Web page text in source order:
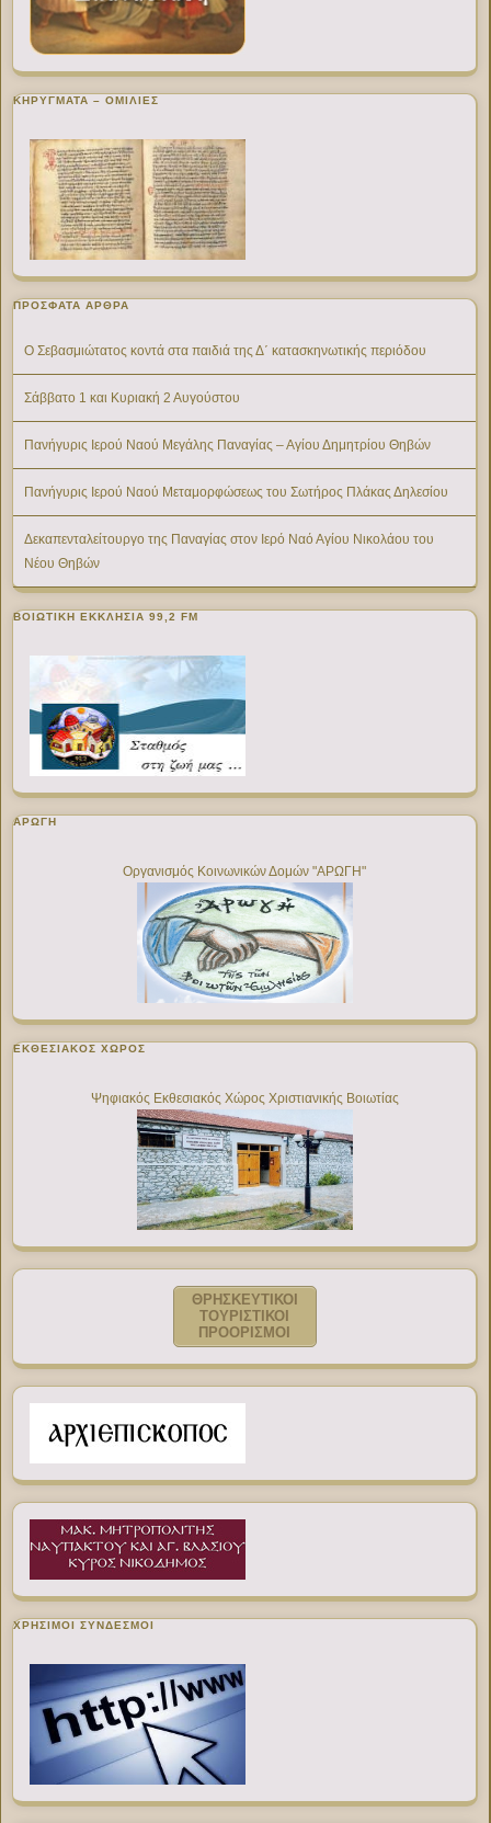
ΚΗΡΥΓΜΑΤΑ – ΟΜΙΛΙΕΣ
ΠΡΌΣΦΑΤΑ ΆΡΘΡΑ
Ο Σεβασμιώτατος κοντά στα παιδιά της Δ΄ κατασκηνωτικής περιόδου
Σάββατο 1 και Κυριακή 2 Αυγούστου
Πανήγυρις Ιερού Ναού Μεγάλης Παναγίας – Αγίου Δημητρίου Θηβών
Πανήγυρις Ιερού Ναού Μεταμορφώσεως του Σωτήρος Πλάκας Δηλεσίου
Δεκαπενταλείτουργο της Παναγίας στον Ιερό Ναό Αγίου Νικολάου του
Νέου Θηβών
ΒΟΙΩΤΙΚΉ ΕΚΚΛΗΣΊΑ 99,2 FM
ΑΡΩΓΗ
Οργανισμός Κοινωνικών Δομών "ΑΡΩΓΗ"
ΕΚΘΕΣΙΑΚΌΣ ΧΏΡΟΣ
Ψηφιακός Εκθεσιακός Χώρος Χριστιανικής Βοιωτίας
ΘΡΗΣΚΕΥΤΙΚΟΙ
ΤΟΥΡΙΣΤΙΚΟΙ
ΠΡΟΟΡΙΣΜΟΙ
ΧΡΉΣΙΜΟΙ ΣΎΝΔΕΣΜΟΙ